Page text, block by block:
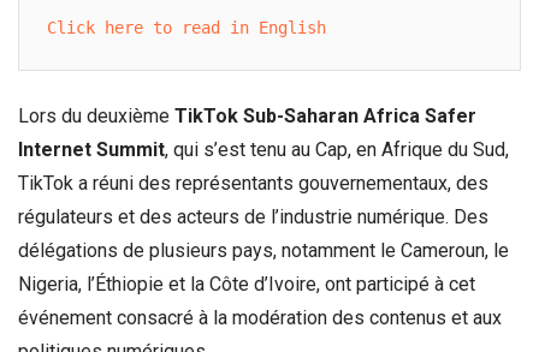
Click here to read in English
Lors du deuxième TikTok Sub-Saharan Africa Safer
Internet Summit, qui s’est tenu au Cap, en Afrique du Sud,
TikTok a réuni des représentants gouvernementaux, des
régulateurs et des acteurs de l’industrie numérique. Des
délégations de plusieurs pays, notamment le Cameroun, le
Nigeria, l’Éthiopie et la Côte d’Ivoire, ont participé à cet
événement consacré à la modération des contenus et aux